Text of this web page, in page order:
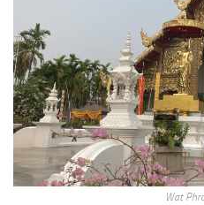
Wat